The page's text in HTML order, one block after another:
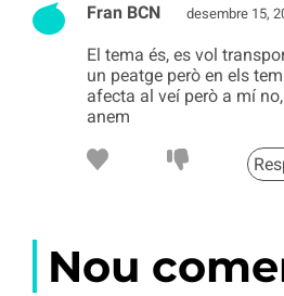
Fran BCN desembre 15,
El tema és, es vol
un peatge però en els
afecta al veí però a mí
anem
Nou